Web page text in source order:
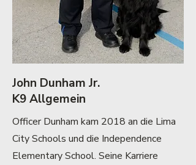
John Dunham Jr.
K9 Allgemein
Officer Dunham kam 2018 an die Lima
City Schools und die Independence
Elementary School. Seine Karriere